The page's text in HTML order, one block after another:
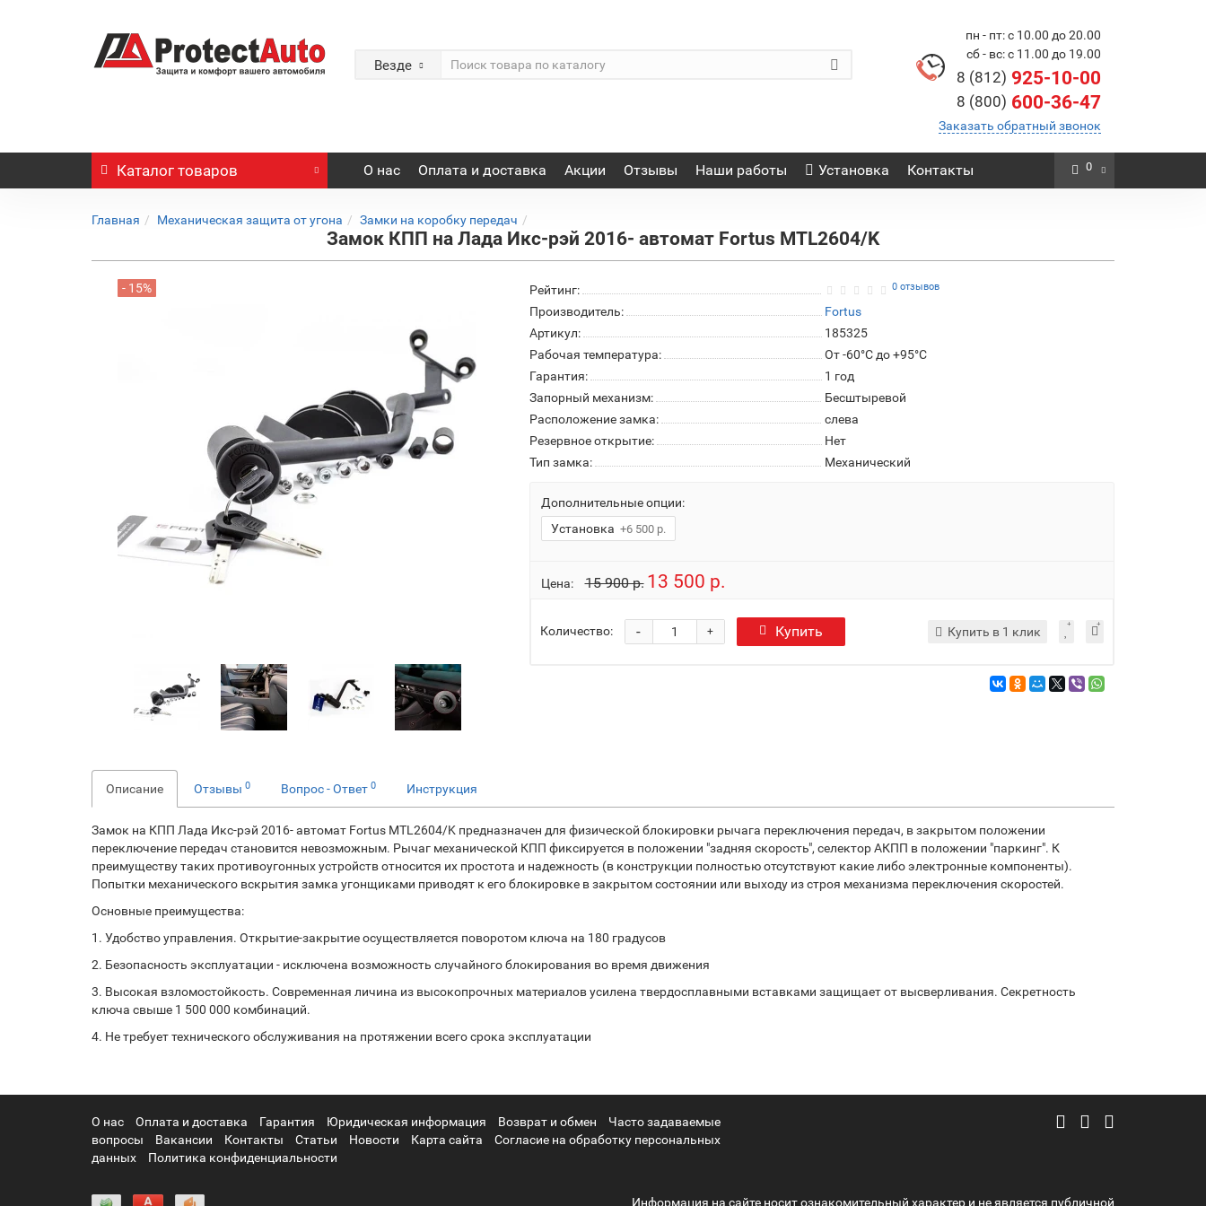
Везде
пн - пт: с 10.00 до 20.00
сб - вс: с 11.00 до 19.00
8 (812) 925-10-00
8 (800) 600-36-47
Заказать обратный звонок
Каталог товаров О нас Оплата и доставка Акции Отзывы Наши работы Установка Контакты 0
Главная Механическая защита от угона Замки на коробку передач
Замок КПП на Лада Икс-рэй 2016- автомат Fortus MTL2604/K
- 15% Рейтинг: 0 отзывов
Производитель:
Fortus
Артикул:
185325
Рабочая температура:
От -60°C до +95°C
Гарантия:
1 год
Запорный механизм:
Бесштыревой
Расположение замка:
слева
Резервное открытие:
Нет
Тип замка:
Механический
Дополнительные опции:
Установка +6 500 р.
Цена: 15 900 р. 13 500 р.
Количество: +
- Купить Купить в 1 клик
Описание Отзывы 0 Вопрос - Ответ 0 Инструкция
Замок на КПП Лада Икс-рэй 2016- автомат Fortus MTL2604/K предназначен для физической блокировки рычага переключения передач, в закрытом положении
переключение передач становится невозможным. Рычаг механической КПП фиксируется в положении "задняя скорость", селектор АКПП в положении "паркинг". К
преимуществу таких противоугонных устройств относится их простота и надежность (в конструкции полностью отсутствуют какие либо электронные компоненты).
Попытки механического вскрытия замка угонщиками приводят к его блокировке в закрытом состоянии или выходу из строя механизма переключения скоростей.
Основные преимущества:
1. Удобство управления. Открытие-закрытие осуществляется поворотом ключа на 180 градусов
2. Безопасность эксплуатации - исключена возможность случайного блокирования во время движения
3. Высокая взломостойкость. Современная личина из высокопрочных материалов усилена твердосплавными вставками защищает от высверливания. Секретность
ключа свыше 1 500 000 комбинаций.
4. Не требует технического обслуживания на протяжении всего срока эксплуатации
О нас Оплата и доставка Гарантия Юридическая информация Возврат и обмен
Часто задаваемые
вопросы
Вакансии Контакты Статьи Новости Карта сайта
Согласие на обработку персональных
данных
Политика конфиденциальности
Информация на сайте носит ознакомительный характер и не является публичной